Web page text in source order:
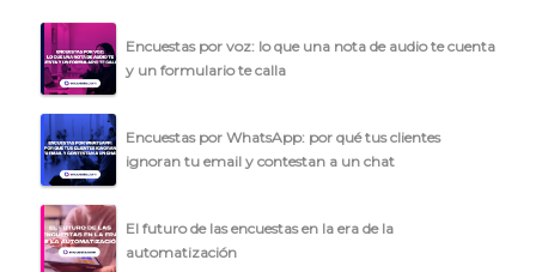
Encuestas por voz: lo que una nota de audio te cuenta
y un formulario te calla
Encuestas por WhatsApp: por qué tus clientes
ignoran tu email y contestan a un chat
El futuro de las encuestas en la era de la
automatización